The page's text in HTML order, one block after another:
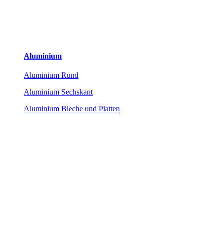
Aluminium
Aluminium Rund
Aluminium Sechskant
Aluminium Bleche und Platten